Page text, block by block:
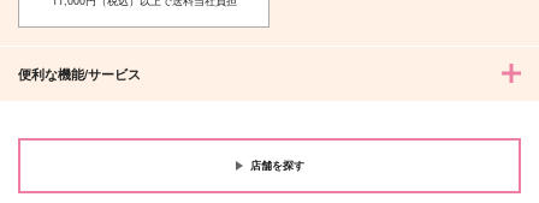
990
ファイノン×アナイクス
944
作品詳細
便利な機能/サービス
店舗を探す